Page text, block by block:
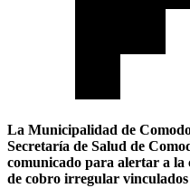
La Municipalidad de
Secretaría de Salud de
comunicado para alertar a la
de cobro irregular